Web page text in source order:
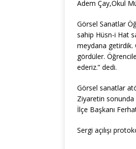
Adem Çay,Okul
Görsel Sanatlar
sahip Hüsn-i Hat
meydana getirdik.
gördüler.
ederiz.” dedi.
Görsel sanatlar
Ziyaretin sonunda
İlçe Başkanı
Sergi açılışı